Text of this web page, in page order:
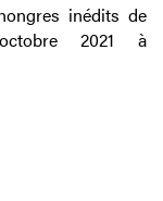
inédits de
2021 à